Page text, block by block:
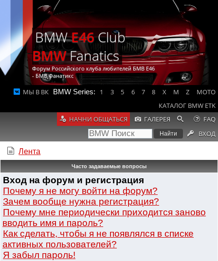
BMWE46Club
BMWFanatics
Форум Российского клуба любителей БМВ Е46
- БМВ Фанатикс
МЫ В ВК BMW Series: 1 3 5 6 7 8 X M Z
MOTO
КАТАЛОГ BMW ETK
НАЧНИ ОБЩАТЬСЯ
ГАЛЕРЕЯ
FAQ
ВХОД
Лента
Часто задаваемые вопросы
Вход на форум и регистрация
Почему я не могу войти на форум?
Зачем вообще нужна регистрация?
Почему мне периодически приходится заново
вводить имя и пароль?
Как сделать, чтобы я не появлялся в списке
активных пользователей?
Я забыл пароль!